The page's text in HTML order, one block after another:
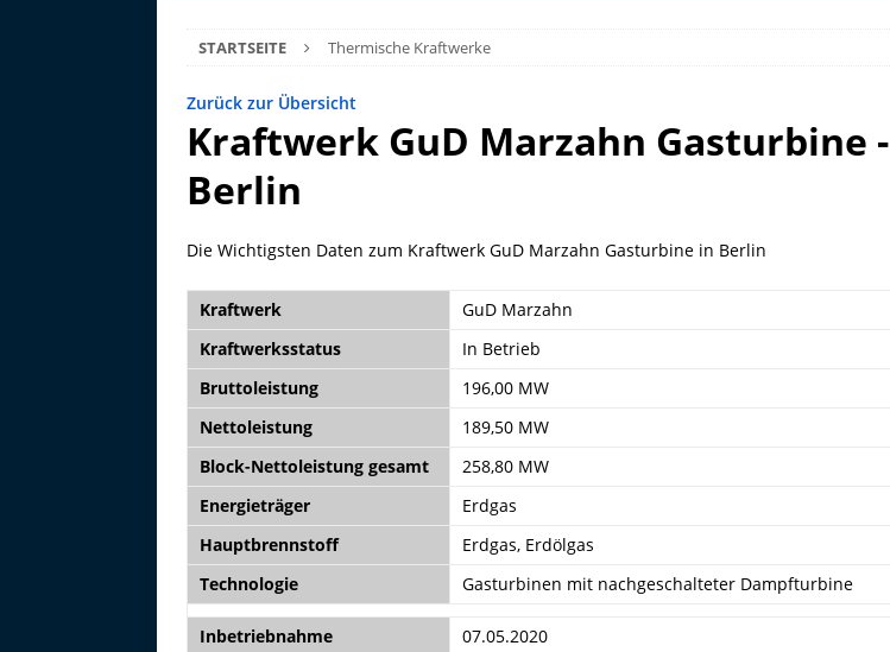
STARTSEITE Thermische Kraftwerke
Zurück zur Übersicht
Kraftwerk GuD Marzahn Gasturbine -
Berlin
Die Wichtigsten Daten zum Kraftwerk GuD Marzahn Gasturbine in Berlin
Kraftwerk
GuD Marzahn
Kraftwerksstatus
In Betrieb
Bruttoleistung
196,00 MW
Nettoleistung
189,50 MW
Block-Nettoleistung gesamt
258,80 MW
Energieträger
Erdgas
Hauptbrennstoff
Erdgas, Erdölgas
Technologie
Gasturbinen mit nachgeschalteter Dampfturbine
Inbetriebnahme
07.05.2020